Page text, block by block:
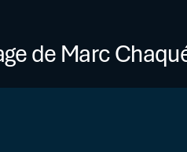
de Marc